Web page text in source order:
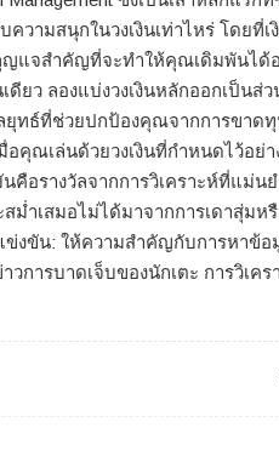
วามสนุกในวงเงินเท่าไหร่ โดยที่
แจสำคัญที่จะทำให้คุณเดิมพันได้
ดียว ลองแบ่งวงเงินหลักออกเป็น
ยุทธ์ที่ช่วยปกป้องคุณจากการขาด
คุณเล่นด้วยวงเงินที่กำหนดไว้อย่
คือรางวัลจากการวิเคราะห์ที่แม่
ม่ำเสมอไม่ได้มาจากการเดาสุ่ม
งขัน: ให้ความสำคัญกับการหาข้
วการบาดเจ็บของนักเตะ การวิเค